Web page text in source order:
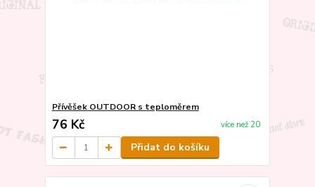
Přívěšek OUTDOOR s teploměrem
76 Kč více než 20
Přidat do košíku